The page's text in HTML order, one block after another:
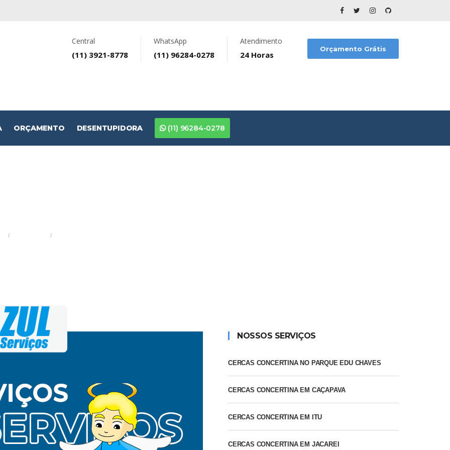
Central
(11) 3921-8778
WhatsApp
(11) 96284-0278
Atendimento
24 Horas
Orçamento Grátis
ORÇAMENTO DESENTUPIDORA (11) 96284-0278
NOSSOS SERVIÇOS
CERCAS CONCERTINA NO PARQUE EDU CHAVES
CERCAS CONCERTINA EM CAÇAPAVA
CERCAS CONCERTINA EM ITU
CERCAS CONCERTINA EM JACAREI